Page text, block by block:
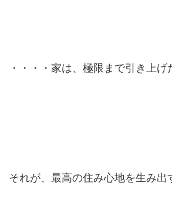
・・・・家は、極限まで引き上げ
それが、最高の住み心地を生み出